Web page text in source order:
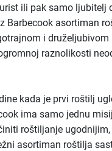
ili pak samo ljubitelj
Barbecook asortiman
i druželjubivom
raznolikosti
kada je prvi roštilj
ima samo jednu
roštiljanje
asortiman roštilja